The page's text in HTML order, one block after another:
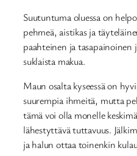
Suutuntuma oluessa on
pehmeä, aistikas ja
paahteinen ja tasapainoinen
suklaista makua.
Maun osalta kyseessä on
suurempia ihmeitä, mutta
tämä voi olla monelle
lähestyttävä tuttavuus.
ja halun ottaa toinenkin